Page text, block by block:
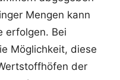
Mengen kann
erfolgen. Bei
Möglichkeit, diese
der